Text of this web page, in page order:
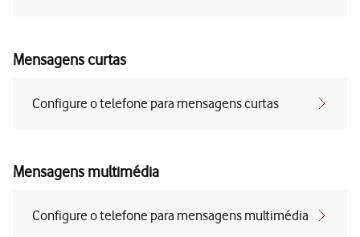
Mensagens curtas
Configure o telefone para mensagens curtas
Mensagens multimédia
Configure o telefone para mensagens multimédia